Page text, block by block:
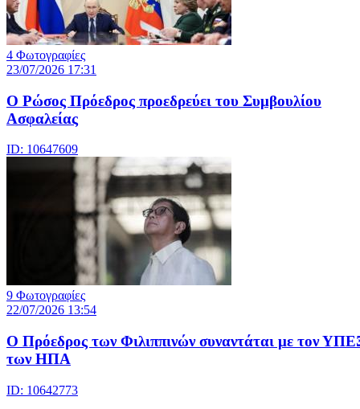
4 Φωτογραφίες
23/07/2026 17:31
Ο Ρώσος Πρόεδρος προεδρεύει του Συμβουλίου
Ασφαλείας
ID: 10647609
9 Φωτογραφίες
22/07/2026 13:54
Ο Πρόεδρος των Φιλιππινών συναντάται με τον
των ΗΠΑ
ID: 10642773